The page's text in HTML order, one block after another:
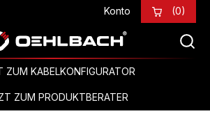
Konto (0)
ZUM KABELKONFIGURATOR
ZUM PRODUKTBERATER